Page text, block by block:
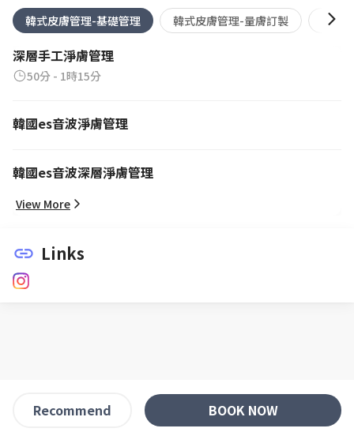
韓式皮膚管理-基礎管理 韓式皮膚管理-量膚訂製 采耳
深層手工淨膚管理
50分 - 1時15分
韓國es音波淨膚管理
韓國es音波深層淨膚管理
View More
link Links
Recommend BOOK NOW